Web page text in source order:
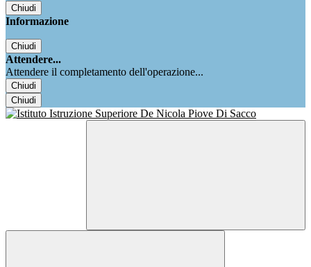
Chiudi
Informazione
Chiudi
Attendere...
Attendere il completamento dell'operazione...
Chiudi
Chiudi